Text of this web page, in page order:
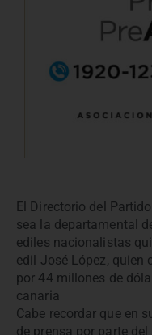
El Directorio del
sea la departamental
ediles nacionalistas
edil José López,
por 44 millones de
canaria
Cabe recordar que en
de prensa por parte